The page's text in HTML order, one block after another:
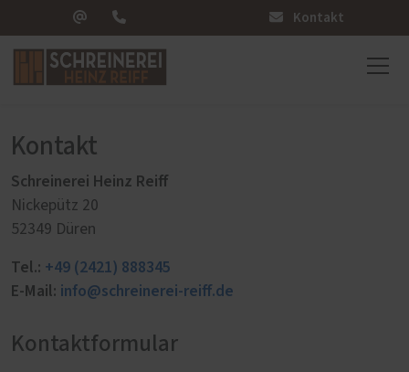
Kontakt
Kontakt
Schreinerei Heinz Reiff
Nickepütz 20
52349 Düren
Tel.: +49 (2421) 888345
E-Mail: info@schreinerei-reiff.de
Kontaktformular